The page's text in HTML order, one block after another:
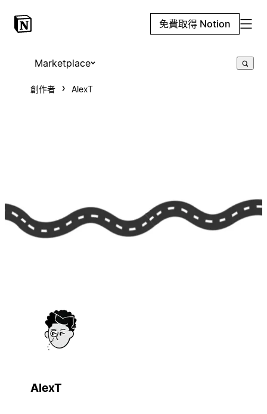
免費取得 Notion
Marketplace
創作者 AlexT
AlexT